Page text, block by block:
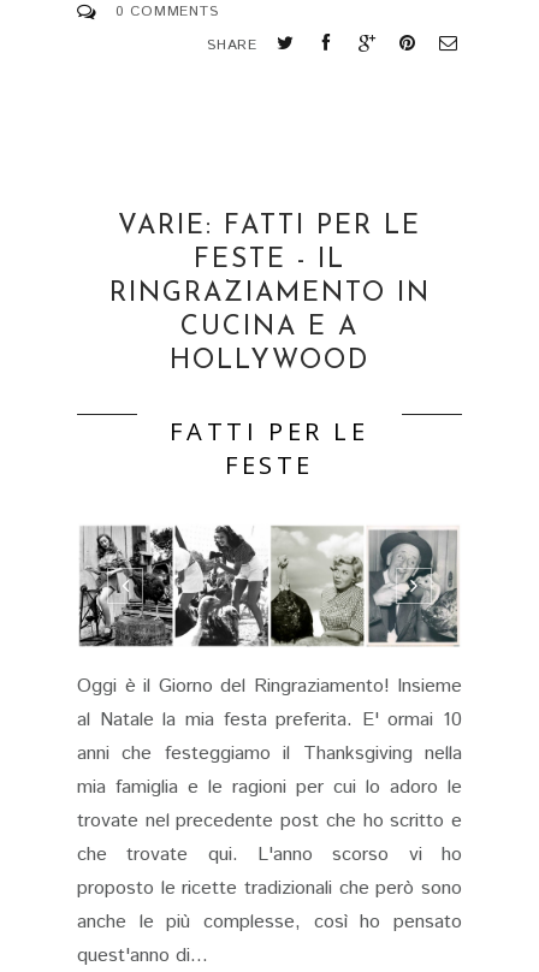
0 COMMENTS
SHARE
VARIE: FATTI PER LE
FESTE - IL
RINGRAZIAMENTO IN
CUCINA E A
HOLLYWOOD
FATTI PER LE
FESTE
Oggi è il Giorno del Ringraziamento! Insieme
al Natale la mia festa preferita. E' ormai 10
anni che festeggiamo il Thanksgiving nella
mia famiglia e le ragioni per cui lo adoro le
trovate nel precedente post che ho scritto e
che trovate qui. L'anno scorso vi ho
proposto le ricette tradizionali che però sono
anche le più complesse, così ho pensato
quest'anno di...